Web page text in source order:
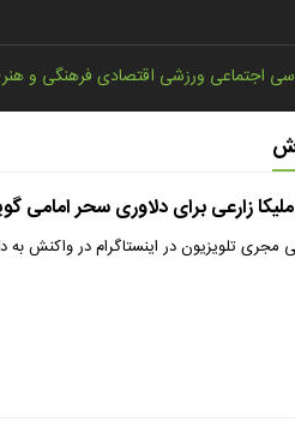
اجتماعی ورزشی اقتصادیفرهنگی و
زارعی برای دلاوری سحر امامی
مجری تلویزیون در اینستاگرام در واکنش